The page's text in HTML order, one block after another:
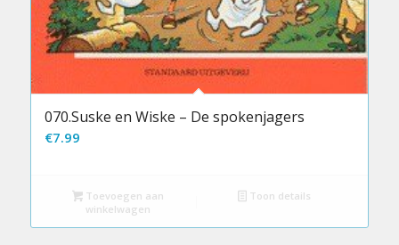
070.Suske en Wiske – De spokenjagers
€7.99
Toevoegen aan
winkelwagen
Toon details